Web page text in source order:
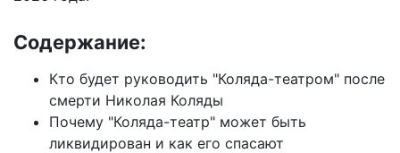
Содержание:
Кто будет руководить "Коляда-театром" после
смерти Николая Коляды
Почему "Коляда-театр" может быть
ликвидирован и как его спасают